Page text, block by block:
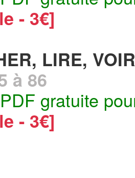
- 3€]
LIRE,
à 86
gratuite
- 3€]